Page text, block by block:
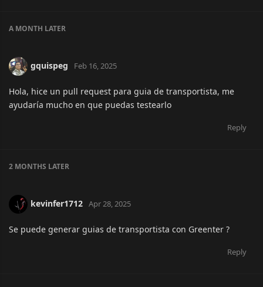
A MONTH LATER
gquispeg Feb 16, 2025
Hola, hice un pull request para guia de transportista, me
ayudaría mucho en que puedas testearlo
Reply
2 MONTHS LATER
kevinfer1712 Apr 28, 2025
Se puede generar guias de transportista con Greenter ?
Reply